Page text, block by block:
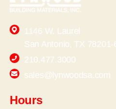
1146 W. Laurel
San Antonio, TX 78201-
210.477.3000
sales@lynwoodsa.com
Hours